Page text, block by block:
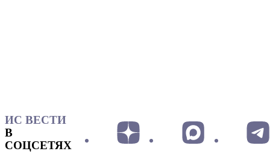
ИС ВЕСТИ
В
СОЦСЕТЯХ